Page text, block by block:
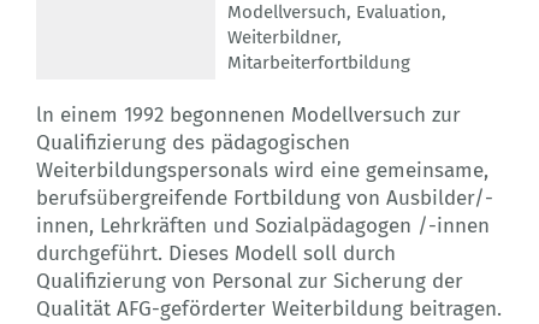
Modellversuch, Evaluation,
Weiterbildner,
Mitarbeiterfortbildung
ln einem 1992 begonnenen Modellversuch zur
Qualifizierung des pädagogischen
Weiterbildungspersonals wird eine gemeinsame,
berufsübergreifende Fortbildung von Ausbilder/-
innen, Lehrkräften und Sozialpädagogen /-innen
durchgeführt. Dieses Modell soll durch
Qualifizierung von Personal zur Sicherung der
Qualität AFG-geförderter Weiterbildung beitragen.